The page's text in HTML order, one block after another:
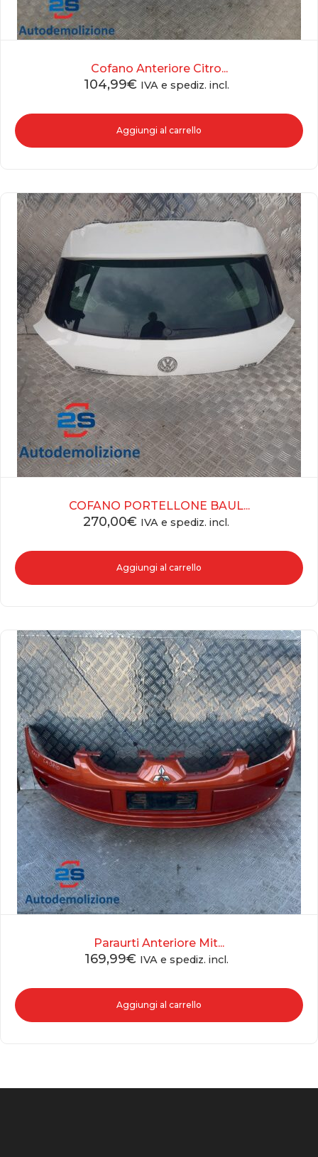
Cofano Anteriore Citro...
104,99€ IVA e spediz. incl.
Aggiungi al carrello
COFANO PORTELLONE BAUL...
270,00€ IVA e spediz. incl.
Aggiungi al carrello
Paraurti Anteriore Mit...
169,99€ IVA e spediz. incl.
Aggiungi al carrello